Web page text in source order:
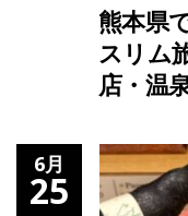
熊本県
スリム
店・温
6月
25